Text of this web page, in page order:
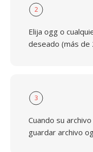
2
Elija ogg o
deseado (más
3
Cuando su
guardar archivo